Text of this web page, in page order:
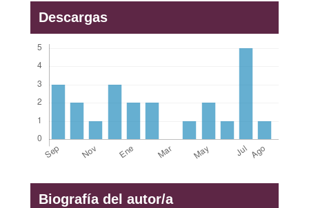
Descargas
Biografía del autor/a